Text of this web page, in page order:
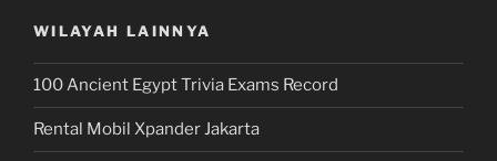
WILAYAH LAINNYA
100 Ancient Egypt Trivia Exams Record
Rental Mobil Xpander Jakarta